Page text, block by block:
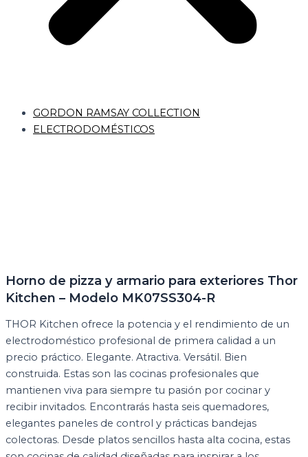
GORDON RAMSAY COLLECTION
ELECTRODOMÉSTICOS
Horno de pizza y armario para exteriores Thor
Kitchen – Modelo MK07SS304-R
THOR Kitchen ofrece la potencia y el rendimiento de un
electrodoméstico profesional de primera calidad a un
precio práctico. Elegante. Atractiva. Versátil. Bien
construida. Estas son las cocinas profesionales que
mantienen viva para siempre tu pasión por cocinar y
recibir invitados. Encontrarás hasta seis quemadores,
elegantes paneles de control y prácticas bandejas
colectoras. Desde platos sencillos hasta alta cocina, estas